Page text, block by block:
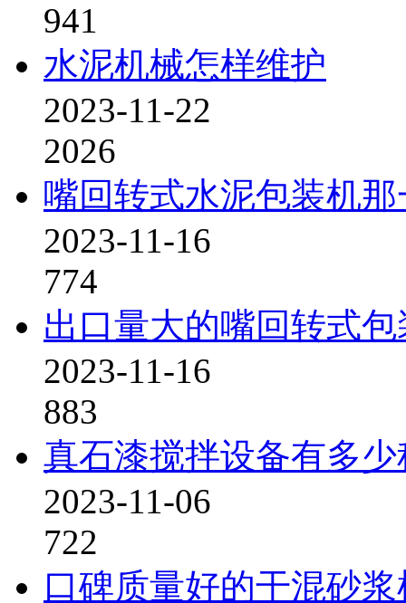
941
水泥机械怎样维护
2023-11-22
2026
嘴回转式水泥包装机
2023-11-16
774
出口量大的嘴回转式
2023-11-16
883
真石漆搅拌设备有多
2023-11-06
722
口碑质量好的干混砂